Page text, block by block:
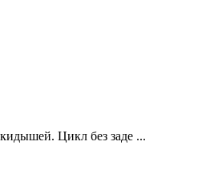
Цикл без заде ...